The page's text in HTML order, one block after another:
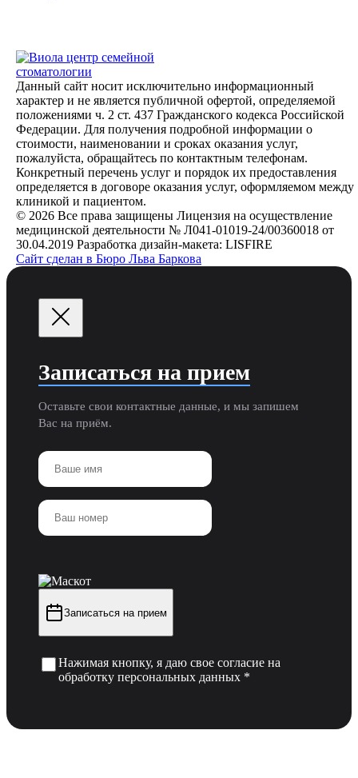
центр семейной
стоматологии
Данный сайт носит исключительно информационный
характер и не является публичной офертой, определяемой
положениями ч. 2 ст. 437 Гражданского кодекса Российской
Федерации. Для получения подробной информации о
стоимости, наименовании и сроках оказания услуг,
пожалуйста, обращайтесь по контактным телефонам.
Конкретный перечень услуг и порядок их предоставления
определяется в договоре оказания услуг, оформляемом между
клиникой и пациентом.
© 2026 Все права защищены Лицензия на осуществление
медицинской деятельности № Л041-01019-24/00360018 от
30.04.2019 Разработка дизайн-макета: LISFIRE
Сайт сделан в Бюро Льва Баркова
Записаться на прием
Оставьте свои контактные данные, и мы запишем
Вас на приём.
Записаться на прием
Нажимая кнопку, я даю свое согласие на
обработку персональных данных *